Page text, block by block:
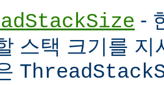
-
스택 크기를 지